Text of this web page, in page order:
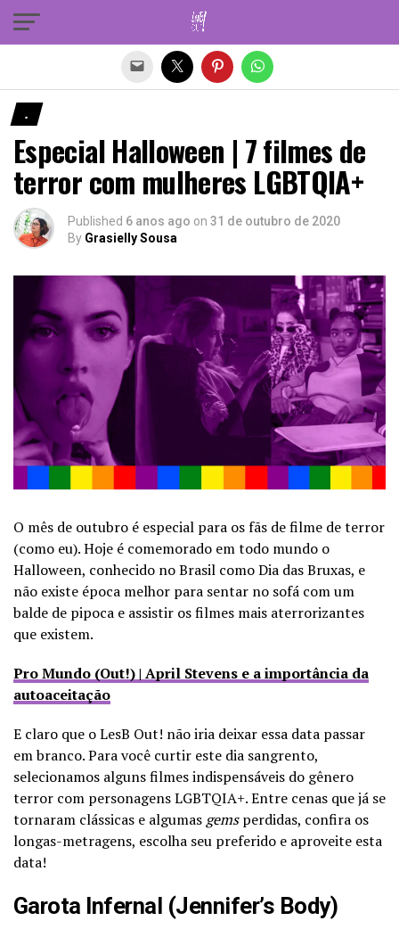
.
Especial Halloween | 7 filmes de
terror com mulheres LGBTQIA+
Published 6 anos ago on 31 de outubro de 2020
By Grasielly Sousa
O mês de outubro é especial para os fãs de filme de terror
(como eu). Hoje é comemorado em todo mundo o
Halloween, conhecido no Brasil como Dia das Bruxas, e
não existe época melhor para sentar no sofá com um
balde de pipoca e assistir os filmes mais aterrorizantes
que existem.
Pro Mundo (Out!) | April Stevens e a importância da
autoaceitação
E claro que o LesB Out! não iria deixar essa data passar
em branco. Para você curtir este dia sangrento,
selecionamos alguns filmes indispensáveis do gênero
terror com personagens LGBTQIA+. Entre cenas que já se
tornaram clássicas e algumas gemsperdidas, confira os
longas-metragens, escolha seu preferido e aproveite esta
data!
Garota Infernal (Jennifer’s Body)
Sair da versão mobile